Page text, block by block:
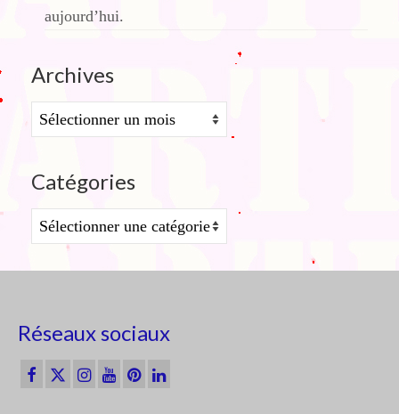
aujourd’hui.
Archives
Archives
Catégories
Catégories
Réseaux sociaux